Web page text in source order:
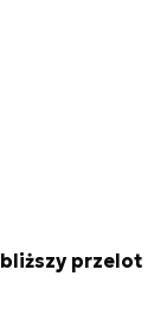
przelot